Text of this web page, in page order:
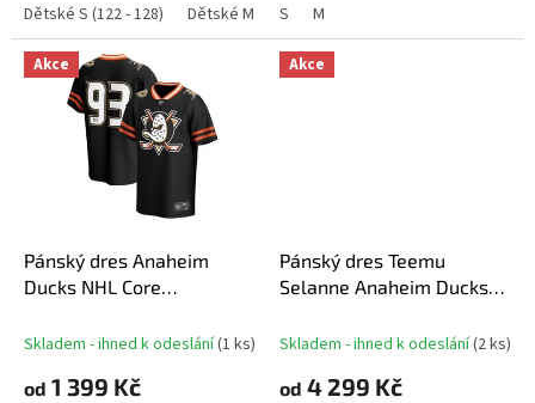
Dětské S (122 - 128) Dětské M (140 - 146)
S M
Akce
Pánský dres Anaheim
Ducks NHL Core
Skladem - ihned k odeslání(1 ks)
od 1 399 Kč
Akce
Pánský dres Teemu
Selanne Anaheim Ducks
Skladem - ihned k odeslání(2 ks)
od 4 299 Kč